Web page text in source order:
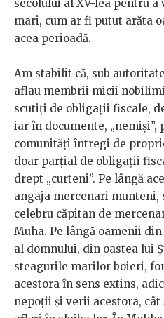
secolului al XV-lea pentru
mari, cum ar fi putut arăta
acea perioadă.
Am stabilit că, sub
aflau membrii micii
scutiţi de obligaţii fiscale,
iar în documente, „nemişi”,
comunităţi întregi de
doar parţial de obligaţii
drept „curteni”. Pe lângă
angaja mercenari munteni,
celebru căpitan de
Muha. Pe lângă oamenii
al domnului, din oastea lui
steagurile marilor boieri,
acestora în sens extins,
nepoţii şi verii acestora,